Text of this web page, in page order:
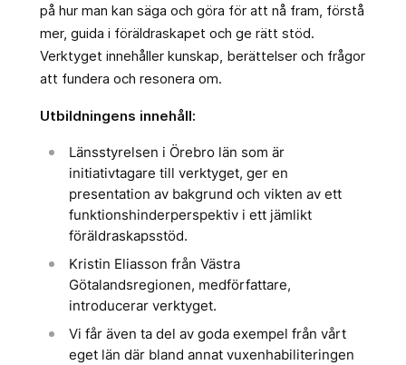
på hur man kan säga och göra för att nå fram, förstå
mer, guida i föräldraskapet och ge rätt stöd.
Verktyget innehåller kunskap, berättelser och frågor
att fundera och resonera om.
Utbildningens innehåll:
Länsstyrelsen i Örebro län som är
initiativtagare till verktyget, ger en
presentation av bakgrund och vikten av ett
funktionshinderperspektiv i ett jämlikt
föräldraskapsstöd.
Kristin Eliasson från Västra
Götalandsregionen, medförfattare,
introducerar verktyget.
Vi får även ta del av goda exempel från vårt
eget län där bland annat vuxenhabiliteringen